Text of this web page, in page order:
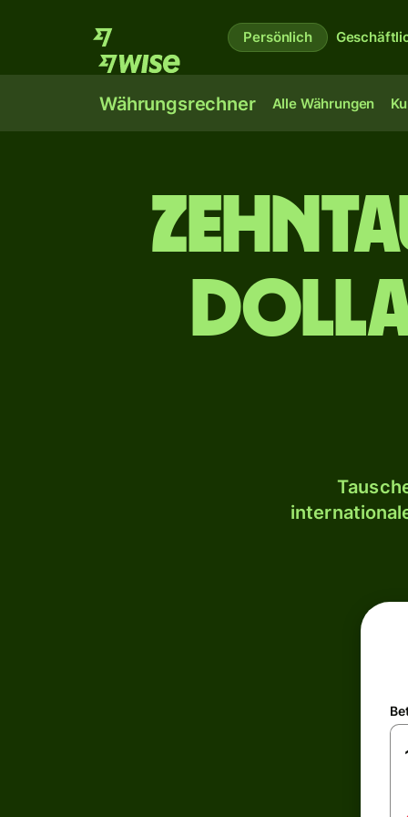
Persönlich
Währungsrechner Alle Währungen